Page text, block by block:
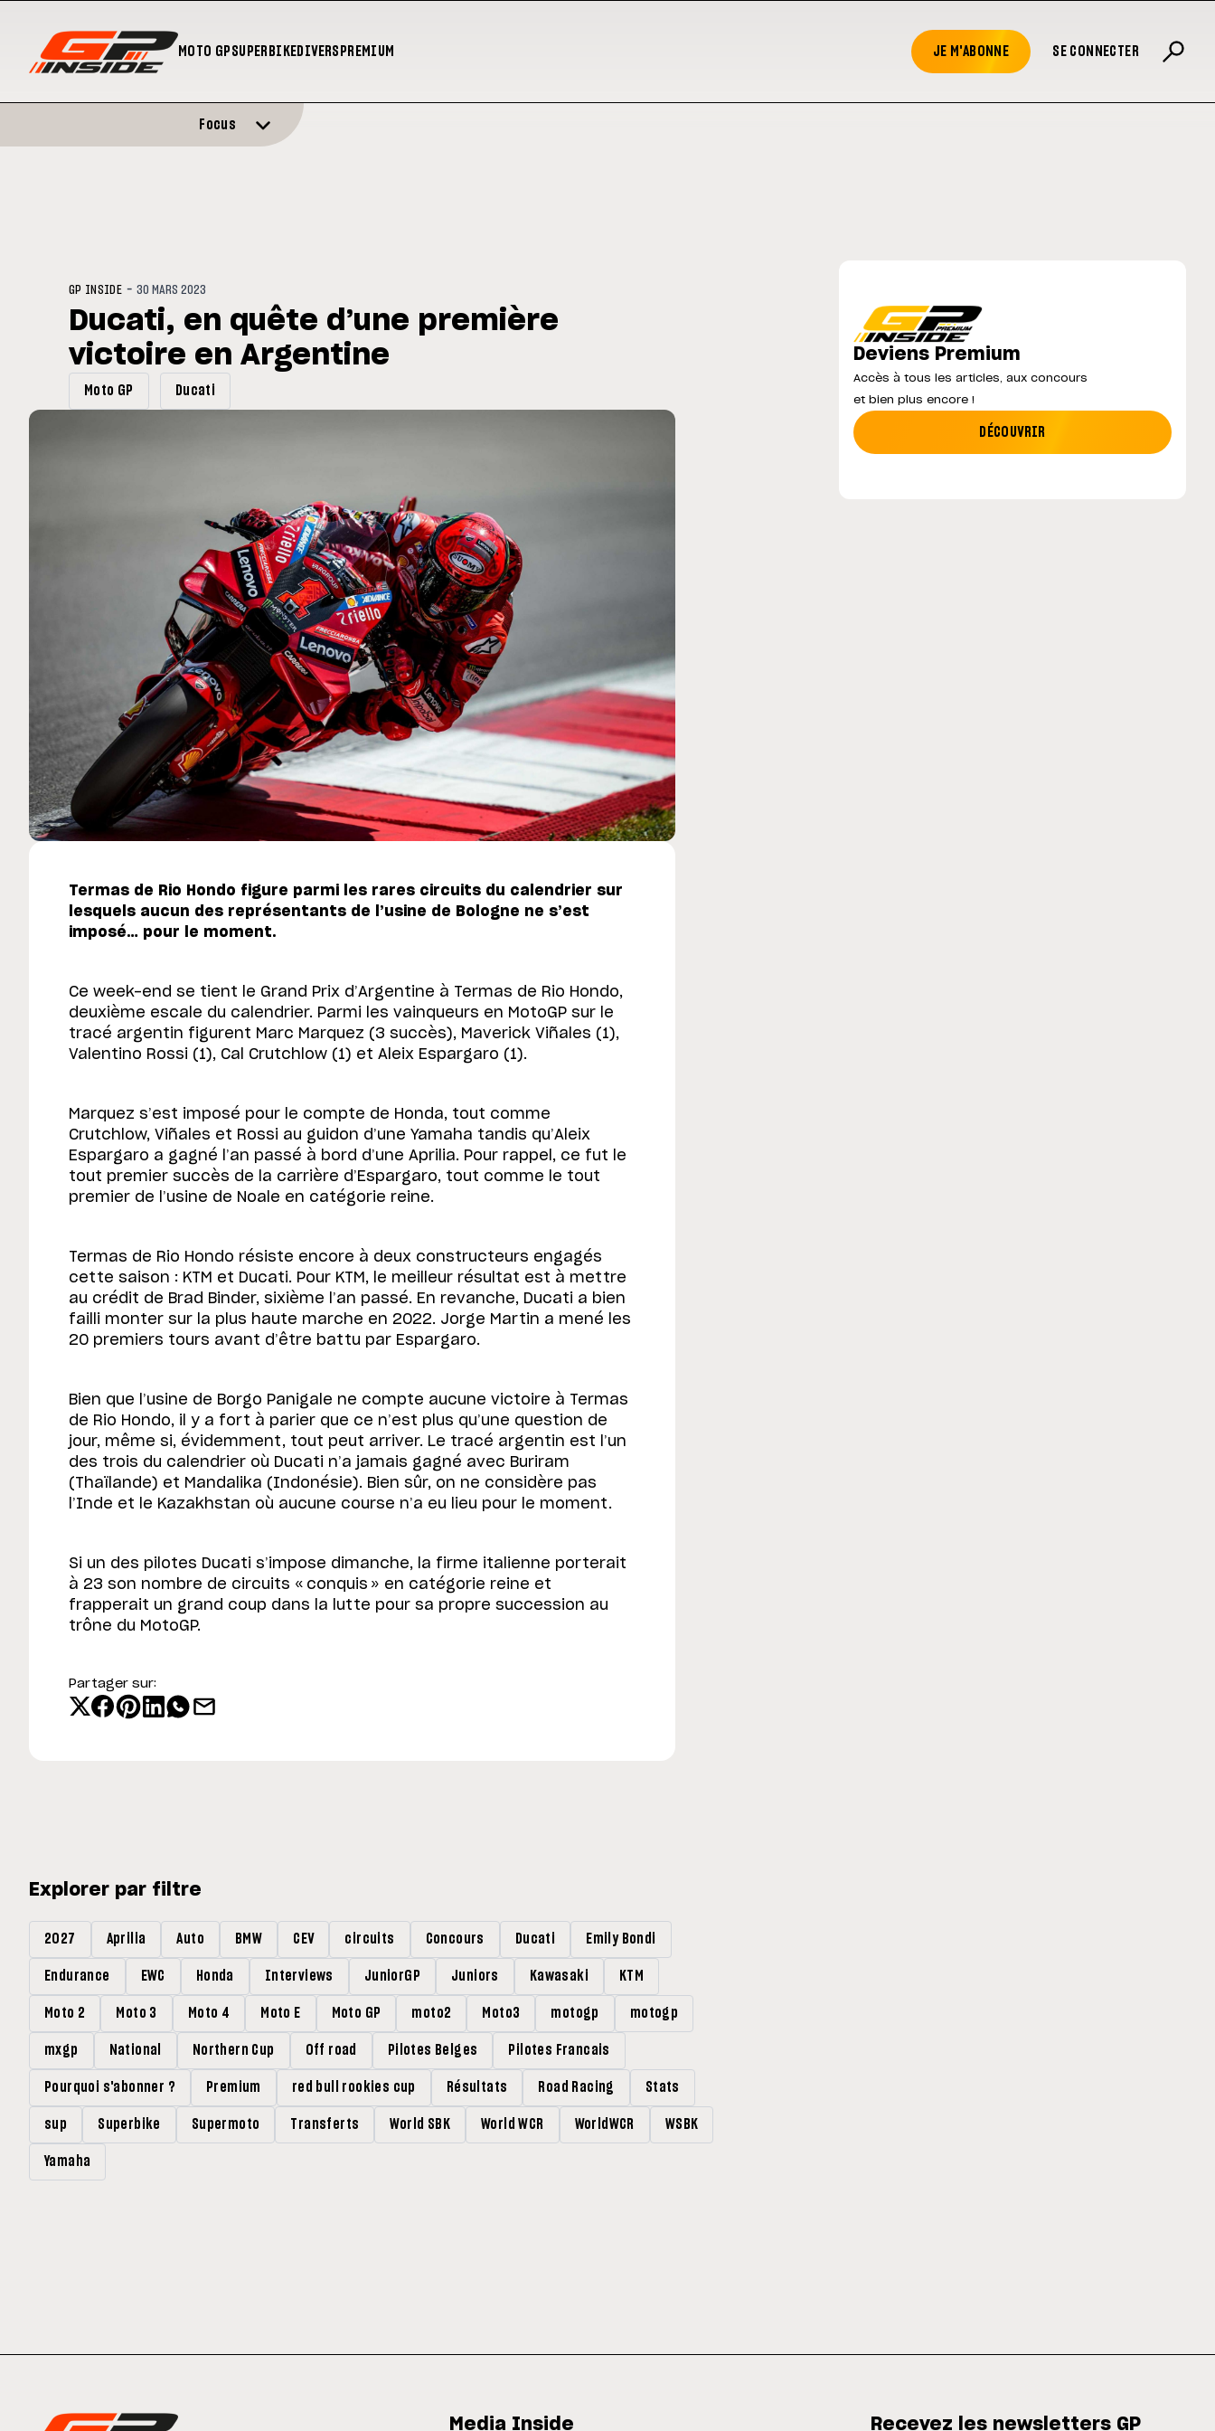
MOTO GPSUPERBIKEDIVERS PREMIUM JE M'ABONNE SE CONNECTER
Zarco évite l'opération et vise un retour en
MotoGP : les cinq constructeurs signent un
Focus
GP INSIDE -30 MARS 2023
Ducati, en quête d’une première
victoire en Argentine
Moto GP Ducati
Termas de Rio Hondo figure parmi les rares circuits du calendrier sur
lesquels aucun des représentants de l’usine de Bologne ne s’est
imposé… pour le moment.
Ce week-end se tient le Grand Prix d’Argentine à Termas de Rio Hondo,
deuxième escale du calendrier. Parmi les vainqueurs en MotoGP sur le
tracé argentin figurent Marc Marquez (3 succès), Maverick Viñales (1),
Valentino Rossi (1), Cal Crutchlow (1) et Aleix Espargaro (1).
Marquez s’est imposé pour le compte de Honda, tout comme
Crutchlow, Viñales et Rossi au guidon d’une Yamaha tandis qu’Aleix
Espargaro a gagné l’an passé à bord d’une Aprilia. Pour rappel, ce fut le
tout premier succès de la carrière d’Espargaro, tout comme le tout
premier de l’usine de Noale en catégorie reine.
Termas de Rio Hondo résiste encore à deux constructeurs engagés
cette saison : KTM et Ducati. Pour KTM, le meilleur résultat est à mettre
au crédit de Brad Binder, sixième l’an passé. En revanche, Ducati a bien
failli monter sur la plus haute marche en 2022. Jorge Martin a mené les
20 premiers tours avant d’être battu par Espargaro.
Bien que l’usine de Borgo Panigale ne compte aucune victoire à Termas
de Rio Hondo, il y a fort à parier que ce n’est plus qu’une question de
jour, même si, évidemment, tout peut arriver. Le tracé argentin est l’un
des trois du calendrier où Ducati n’a jamais gagné avec Buriram
(Thaïlande) et Mandalika (Indonésie). Bien sûr, on ne considère pas
l’Inde et le Kazakhstan où aucune course n’a eu lieu pour le moment.
Si un des pilotes Ducati s’impose dimanche, la firme italienne porterait
à 23 son nombre de circuits « conquis » en catégorie reine et
frapperait un grand coup dans la lutte pour sa propre succession au
trône du MotoGP.
Partager sur:
Deviens Premium
Accès à tous les articles, aux concours
et bien plus encore !
DÉCOUVRIR
Explorer par filtre
2027 Aprilia Auto BMW CEV circuits Concours Ducati Emily Bondi
Endurance EWC Honda Interviews JuniorGP Juniors Kawasaki KTM
Moto 2 Moto 3 Moto 4 Moto E Moto GP moto2 Moto3 motogp motogp
mxgp National Northern Cup Off road Pilotes Belges Pilotes Francais
Pourquoi s'abonner ? Premium red bull rookies cup Résultats Road Racing Stats
sup Superbike Supermoto Transferts World SBK World WCR WorldWCR WSBK
Yamaha
Media Inside Recevez les newsletters GP